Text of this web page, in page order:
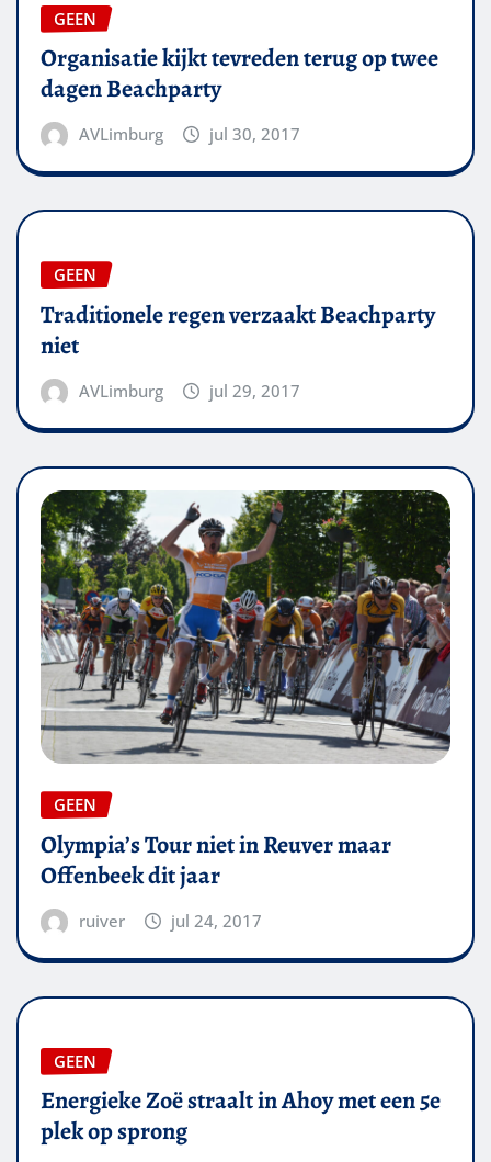
GEEN
Organisatie kijkt tevreden terug op twee
dagen Beachparty
AVLimburg jul 30, 2017
GEEN
Traditionele regen verzaakt Beachparty
niet
AVLimburg jul 29, 2017
GEEN
Olympia’s Tour niet in Reuver maar
Offenbeek dit jaar
ruiver jul 24, 2017
GEEN
Energieke Zoë straalt in Ahoy met een 5e
plek op sprong